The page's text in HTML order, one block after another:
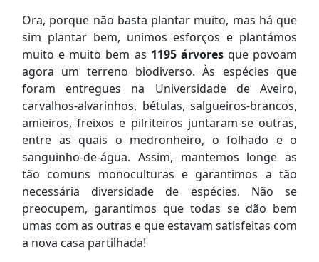
Ora, porque não basta plantar muito, mas há que
sim plantar bem, unimos esforços e plantámos
muito e muito bem as 1195 árvoresque povoam
agora um terreno biodiverso. Às espécies que
foram entregues na Universidade de Aveiro,
carvalhos-alvarinhos, bétulas, salgueiros-brancos,
amieiros, freixos e pilriteiros juntaram-se outras,
entre as quais o medronheiro, o folhado e o
sanguinho-de-água. Assim, mantemos longe as
tão comuns monoculturas e garantimos a tão
necessária diversidade de espécies. Não se
preocupem, garantimos que todas se dão bem
umas com as outras e que estavam satisfeitas com
a nova casa partilhada!